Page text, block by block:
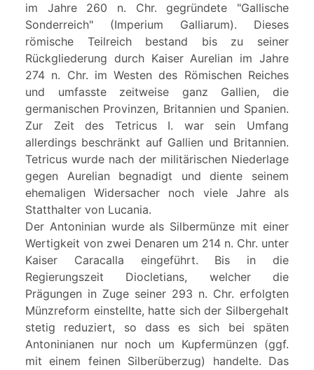
im Jahre 260 n. Chr. gegründete "Gallische
Sonderreich" (Imperium Galliarum). Dieses
römische Teilreich bestand bis zu seiner
Rückgliederung durch Kaiser Aurelian im Jahre
274 n. Chr. im Westen des Römischen Reiches
und umfasste zeitweise ganz Gallien, die
germanischen Provinzen, Britannien und Spanien.
Zur Zeit des Tetricus I. war sein Umfang
allerdings beschränkt auf Gallien und Britannien.
Tetricus wurde nach der militärischen Niederlage
gegen Aurelian begnadigt und diente seinem
ehemaligen Widersacher noch viele Jahre als
Statthalter von Lucania.
Der Antoninian wurde als Silbermünze mit einer
Wertigkeit von zwei Denaren um 214 n. Chr. unter
Kaiser Caracalla eingeführt. Bis in die
Regierungszeit Diocletians, welcher die
Prägungen in Zuge seiner 293 n. Chr. erfolgten
Münzreform einstellte, hatte sich der Silbergehalt
stetig reduziert, so dass es sich bei späten
Antoninianen nur noch um Kupfermünzen (ggf.
mit einem feinen Silberüberzug) handelte. Das